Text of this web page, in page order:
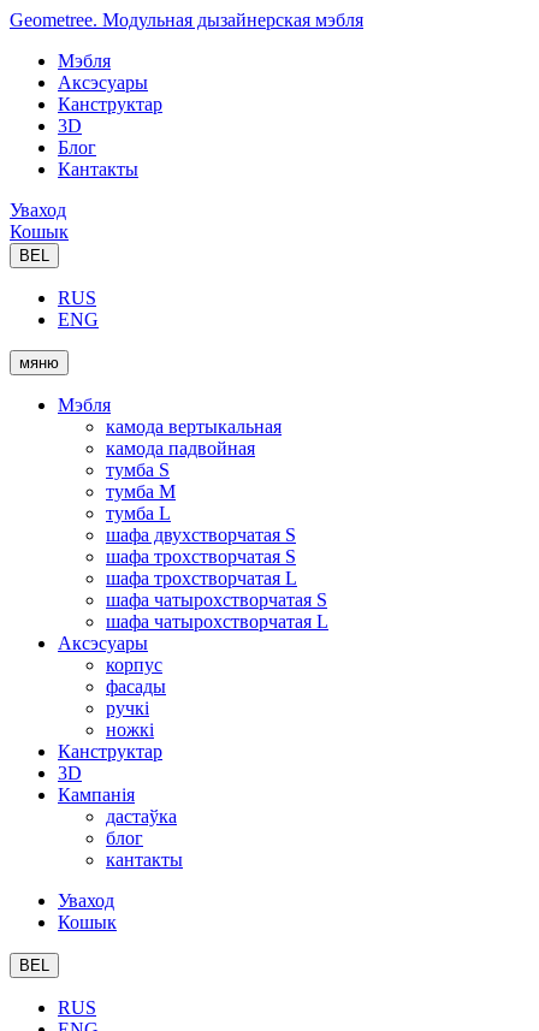
Geometree. Модульная дызайнерская мэбля
Мэбля
Аксэсуары
Канструктар
3D
Блог
Кантакты
Уваход
Кошык
BEL
RUS
ENG
мяню
Мэбля
камода вертыкальная
камода падвойная
тумба S
тумба M
тумба L
шафа двухстворчатая S
шафа трохстворчатая S
шафа трохстворчатая L
шафа чатырохстворчатая S
шафа чатырохстворчатая L
Аксэсуары
корпус
фасады
ручкі
ножкі
Канструктар
3D
Кампанія
дастаўка
блог
кантакты
Уваход
Кошык
BEL
RUS